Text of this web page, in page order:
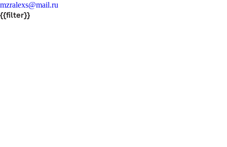
mzralexs@mail.ru
{{filter}}